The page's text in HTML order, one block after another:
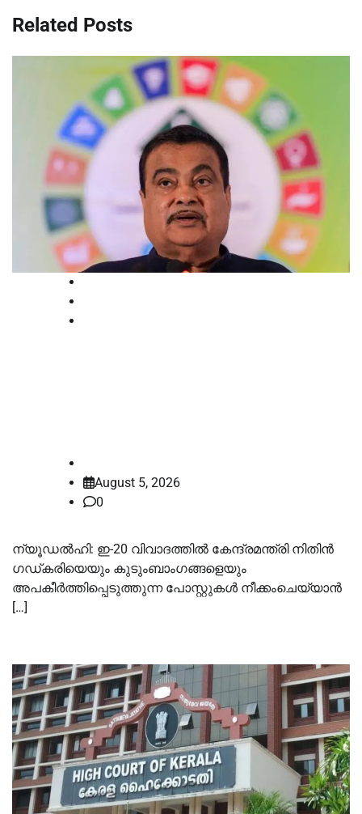
Related Posts
August 5, 2026
0
ന്യൂഡൽഹി: ഇ-20 വിവാദത്തിൽ കേന്ദ്രമന്ത്രി നിതിൻ
ഗഡ്കരിയെയും കുടുംബാംഗങ്ങളെയും
അപകീർത്തിപ്പെടുത്തുന്ന പോസ്റ്റുകൾ നീക്കംചെയ്യാൻ
[…]